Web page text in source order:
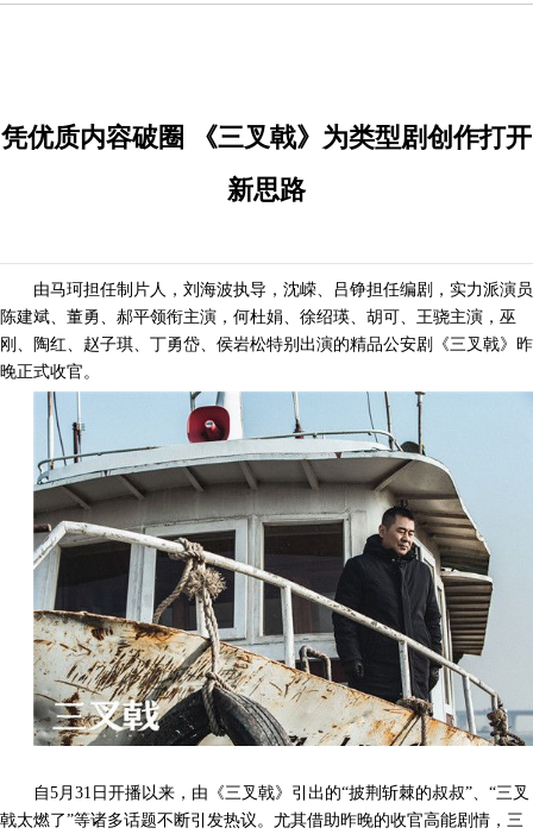
凭优质内容破圈 《三叉戟》为类型剧创作打开
新思路
由马珂担任制片人，刘海波执导，沈嵘、吕铮担任编剧，实力派演员
陈建斌、董勇、郝平领衔主演，何杜娟、徐绍瑛、胡可、王骁主演，巫
刚、陶红、赵子琪、丁勇岱、侯岩松特别出演的精品公安剧《三叉戟》昨
晚正式收官。
自5月31日开播以来，由《三叉戟》引出的“披荆斩棘的叔叔”、“三叉
戟太燃了”等诸多话题不断引发热议。尤其借助昨晚的收官高能剧情，三